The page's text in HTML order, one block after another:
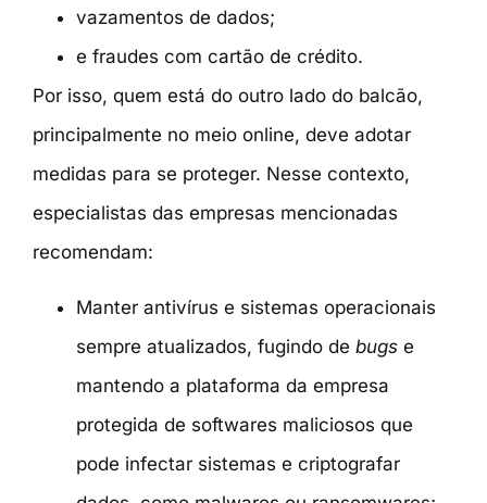
vazamentos de dados;
e fraudes com cartão de crédito.
Por isso, quem está do outro lado do balcão,
principalmente no meio online, deve adotar
medidas para se proteger. Nesse contexto,
especialistas das empresas mencionadas
recomendam:
Manter antivírus e sistemas operacionais
sempre atualizados, fugindo de bugs e
mantendo a plataforma da empresa
protegida de softwares maliciosos que
pode infectar sistemas e criptografar